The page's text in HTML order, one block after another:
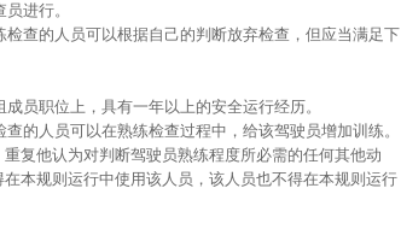
进行。
查的人员可以根据自己的判断放弃检查，但应当满足下
员职位上，具有一年以上的安全运行经历。
的人员可以在熟练检查过程中，给该驾驶员增加训练。
复他认为对判断驾驶员熟练程度所必需的任何其他动
本规则运行中使用该人员，该人员也不得在本规则运行